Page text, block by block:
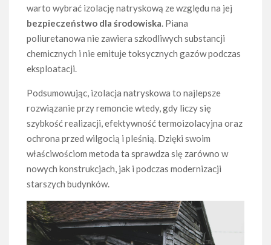
warto wybrać izolację natryskową ze względu na jej
bezpieczeństwo dla środowiska. Piana
poliuretanowa nie zawiera szkodliwych substancji
chemicznych i nie emituje toksycznych gazów podczas
eksploatacji.
Podsumowując, izolacja natryskowa to najlepsze
rozwiązanie przy remoncie wtedy, gdy liczy się
szybkość realizacji, efektywność termoizolacyjna oraz
ochrona przed wilgocią i pleśnią. Dzięki swoim
właściwościom metoda ta sprawdza się zarówno w
nowych konstrukcjach, jak i podczas modernizacji
starszych budynków.